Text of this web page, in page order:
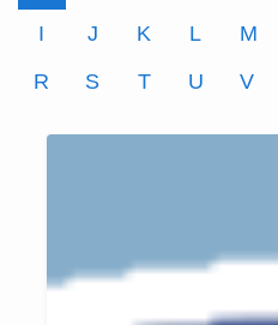
I
J K L M
R
S T U V